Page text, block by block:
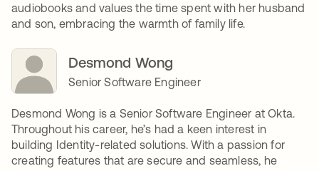
audiobooks and values the time spent with her husband
and son, embracing the warmth of family life.
Desmond Wong
Senior Software Engineer
Desmond Wong is a Senior Software Engineer at Okta.
Throughout his career, he’s had a keen interest in
building Identity-related solutions. With a passion for
creating features that are secure and seamless, he